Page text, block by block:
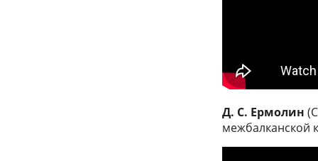
Д. С. Ермолин
межбалканской